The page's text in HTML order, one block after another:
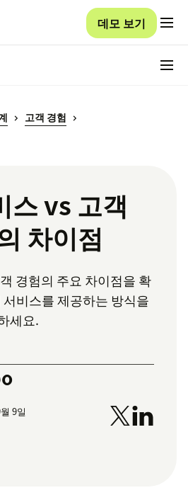
데모 보기
고객 경험
스 vs 고객
차이점
경험의 주요 차이점을 확
비스를 제공하는 방식을
세요.
9일